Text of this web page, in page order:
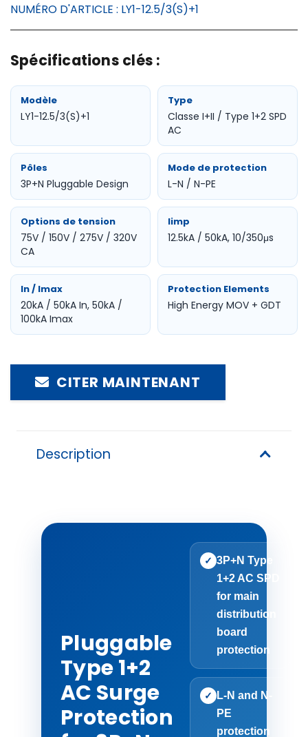
NUMÉRO D'ARTICLE : LY1-12.5/3(S)+1
Spécifications clés :
Modèle
LY1-12.5/3(S)+1
Type
Classe I+II / Type 1+2 SPD
AC
Pôles
3P+N Pluggable Design
Mode de protection
L-N / N-PE
Options de tension
75V / 150V / 275V / 320V
CA
Iimp
12.5kA / 50kA, 10/350μs
In / Imax
20kA / 50kA In, 50kA /
100kA Imax
Protection Elements
High Energy MOV + GDT
CITER MAINTENANT
Description
Pluggable
Type 1+2
AC Surge
Protection
✓ 3P+N Type
1+2 AC SPD
for main
distribution
board
protection
✓
L-N and N-
PE
protection